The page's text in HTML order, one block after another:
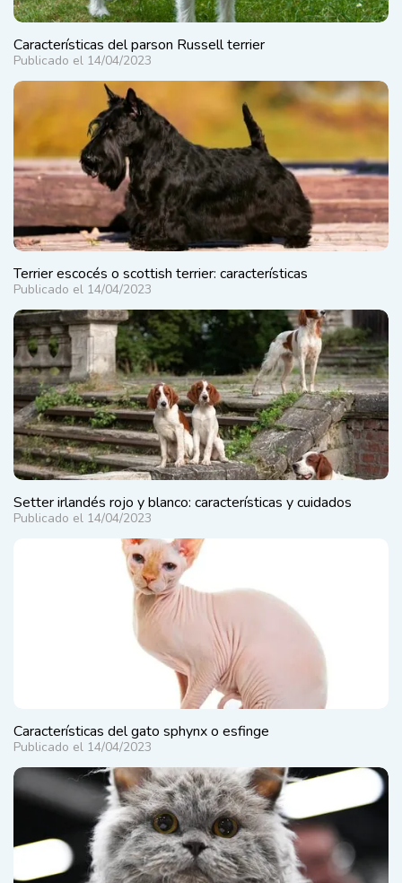
Características del parson Russell terrier
Publicado el 14/04/2023
Terrier escocés o scottish terrier: características
Publicado el 14/04/2023
Setter irlandés rojo y blanco: características y cuidados
Publicado el 14/04/2023
Características del gato sphynx o esfinge
Publicado el 14/04/2023